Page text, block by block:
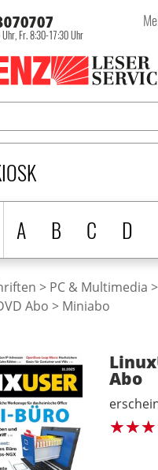
Fr. 8:30-17:30 Uhr
A B C D
PC & Multimedia
Abo
Miniabo
Abo